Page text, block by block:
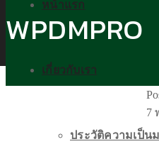
หน้าแรก
เกี่ยวกับเรา
ประวัติความเป็น
WPDMPRO
7